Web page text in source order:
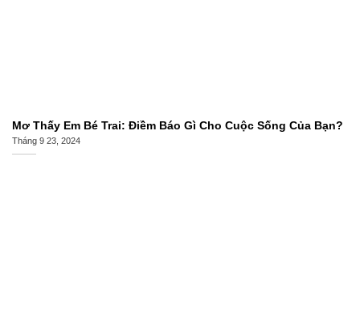
Mơ Thấy Em Bé Trai: Điềm Báo Gì Cho Cuộc Sống Của Bạn?
Tháng 9 23, 2024